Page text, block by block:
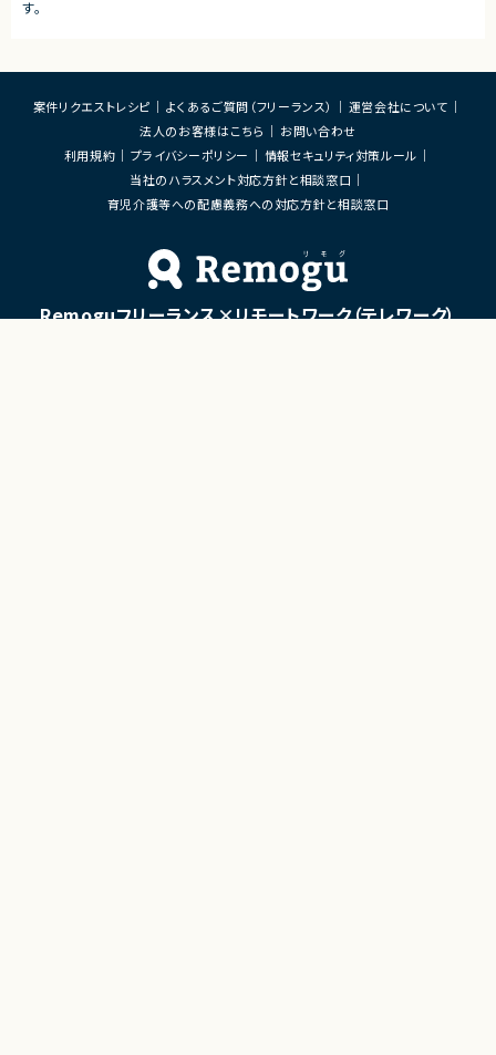
す。
案件リクエストレシピ よくあるご質問（フリーランス）
運営会社について
法人のお客様はこちら
お問い合わせ
利用規約
プライバシーポリシー
情報セキュリティ対策ルール
当社のハラスメント対応方針と相談窓口
育児介護等への配慮義務への対応方針と相談窓口
Remoguフリーランス×リモートワーク（テレワーク）